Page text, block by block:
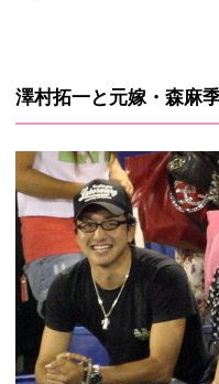
澤村拓一と元嫁・森麻